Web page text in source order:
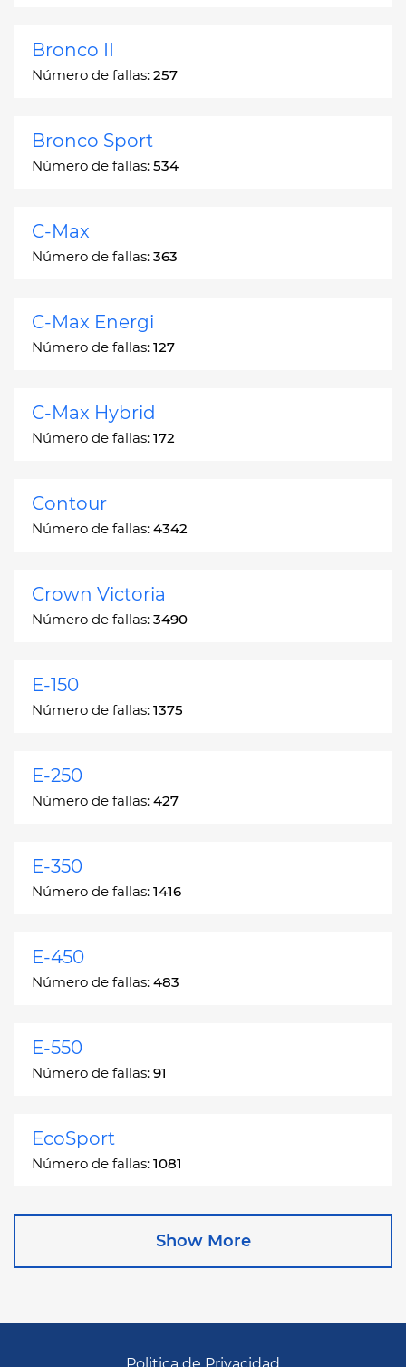
Bronco II
Número de fallas: 257
Bronco Sport
Número de fallas: 534
C-Max
Número de fallas: 363
C-Max Energi
Número de fallas: 127
C-Max Hybrid
Número de fallas: 172
Contour
Número de fallas: 4342
Crown Victoria
Número de fallas: 3490
E-150
Número de fallas: 1375
E-250
Número de fallas: 427
E-350
Número de fallas: 1416
E-450
Número de fallas: 483
E-550
Número de fallas: 91
EcoSport
Número de fallas: 1081
Escape
Show More